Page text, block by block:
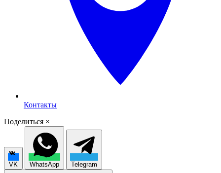
Контакты
Поделиться ×
VK WhatsApp Telegram